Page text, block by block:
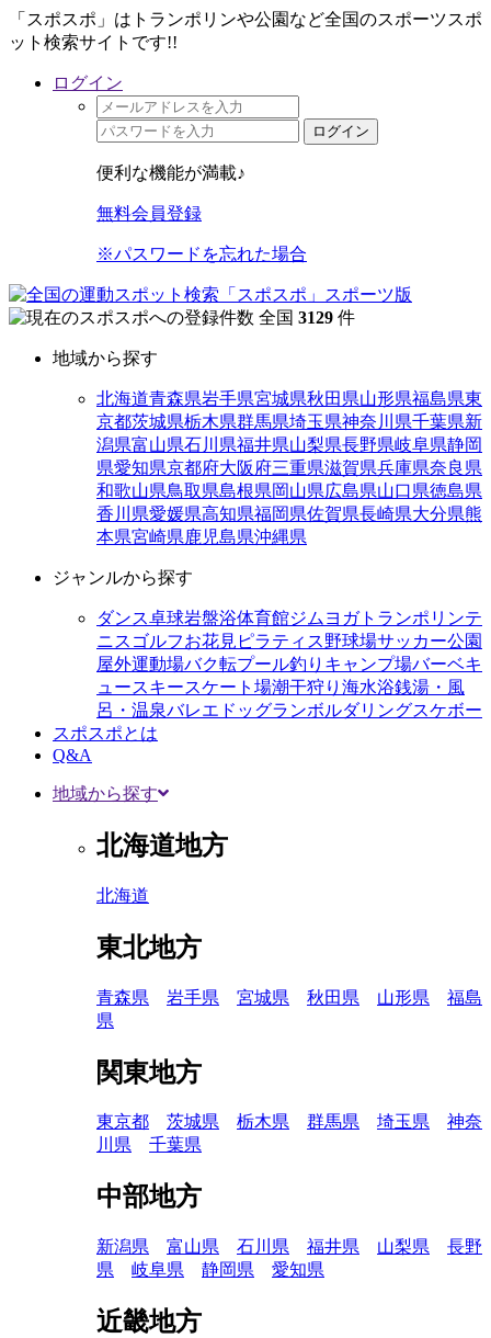
「スポスポ」はトランポリンや公園など全国のスポーツスポ
ット検索サイトです!!
ログイン
ログイン
便利な機能が満載♪
無料会員登録
※パスワードを忘れた場合
全国 3129 件
地域から探す
北海道青森県岩手県宮城県秋田県山形県福島県東
京都茨城県栃木県群馬県埼玉県神奈川県千葉県新
潟県富山県石川県福井県山梨県長野県岐阜県静岡
県愛知県京都府大阪府三重県滋賀県兵庫県奈良県
和歌山県鳥取県島根県岡山県広島県山口県徳島県
香川県愛媛県高知県福岡県佐賀県長崎県大分県熊
本県宮崎県鹿児島県沖縄県
ジャンルから探す
ダンス卓球岩盤浴体育館ジム ヨガトランポリンテ
ニス ゴルフお花見 ピラティス野球場サッカー公園
屋外運動場バク転プール釣り キャンプ場バーベキ
ュースキースケート場潮干狩り 海水浴銭湯・風
呂・温泉バレエ ドッグランボルダリングスケボー
スポスポとは
Q&A
地域から探す
北海道地方
北海道
東北地方
青森県 岩手県 宮城県 秋田県 山形県
福島
県
関東地方
東京都 茨城県 栃木県 群馬県 埼玉県
神奈
川県
千葉県
中部地方
新潟県 富山県 石川県 福井県 山梨県
長野
県
岐阜県 静岡県 愛知県
近畿地方